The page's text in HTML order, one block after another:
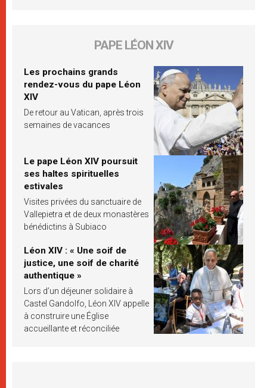
PAPE LÉON XIV
Les prochains grands
rendez-vous du pape Léon
XIV
De retour au Vatican, après trois
semaines de vacances
Le pape Léon XIV poursuit
ses haltes spirituelles
estivales
Visites privées du sanctuaire de
Vallepietra et de deux monastères
bénédictins à Subiaco
Léon XIV : « Une soif de
justice, une soif de charité
authentique »
Lors d’un déjeuner solidaire à
Castel Gandolfo, Léon XIV appelle
à construire une Église
accueillante et réconciliée